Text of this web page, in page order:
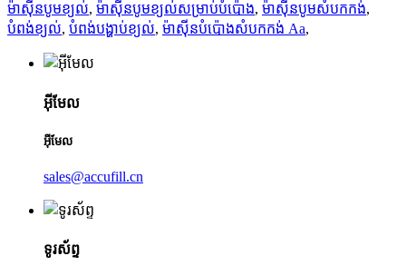
ម៉ាស៊ីនបូមខ្យល់, ម៉ាស៊ីនបូមខ្យល់សម្រាប់បំប៉ោង, ម៉ាស៊ីនបូមសំបកកង់,
បំពង់ខ្យល់, បំពង់បង្ហាប់ខ្យល់, ម៉ាស៊ីនបំប៉ោងសំបកកង់ Aa,
អ៊ីមែល
អ៊ីមែល
sales@accufill.cn
ទូរស័ព្ទ